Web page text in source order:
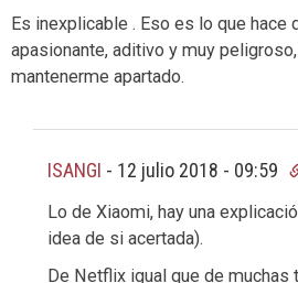
Es inexplicable . Eso es lo que hace
apasionante, aditivo y muy
mantenerme apartado.
ISANGI - 12 julio 2018 - 09:59
Lo de Xiaomi, hay una
idea de si acertada).
De Netflix igual que de